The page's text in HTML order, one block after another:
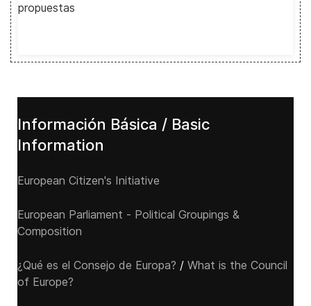
propuestas
Información Básica / Basic
Information
European Citizen's Initiative
European Parliament - Political Groupings &
Composition
¿Qué es el Consejo de Europa? / What is the Council
of Europe?